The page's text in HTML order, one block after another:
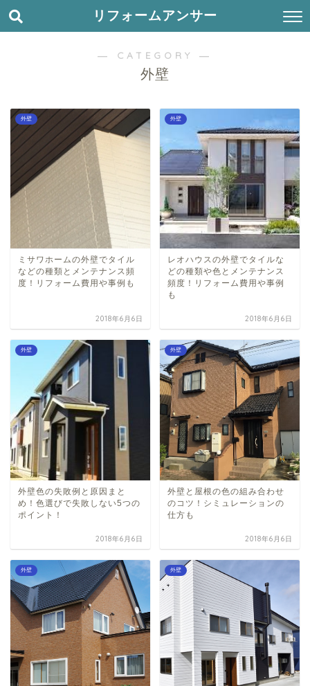
リフォームアンサー
― CATEGORY ―
外壁
外壁
ミサワホームの外壁でタイル
などの種類とメンテナンス頻
度！リフォーム費用や事例も
2018年6月6日
外壁
レオハウスの外壁でタイルな
どの種類や色とメンテナンス
頻度！リフォーム費用や事例
も
2018年6月6日
外壁
外壁色の失敗例と原因まと
め！色選びで失敗しない5つの
ポイント！
2018年6月6日
外壁
外壁と屋根の色の組み合わせ
のコツ！シミュレーションの
仕方も
2018年6月6日
外壁 外壁